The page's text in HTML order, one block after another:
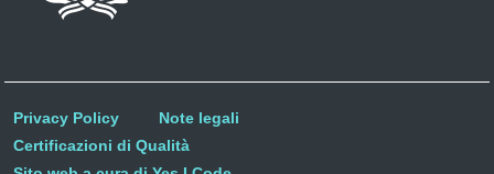
Privacy Policy
Note legali
Certificazioni di Qualità